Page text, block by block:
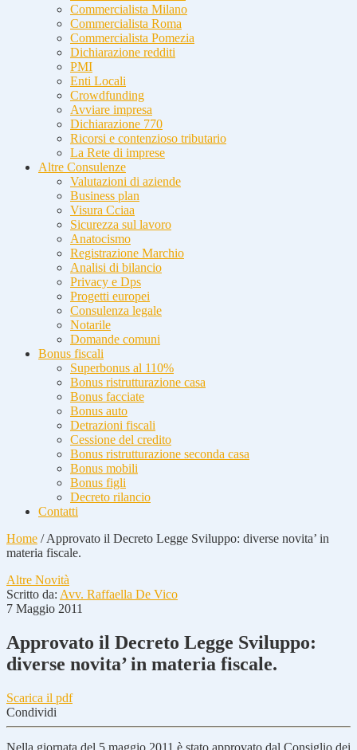
Commercialista Milano
Commercialista Roma
Commercialista Pomezia
Dichiarazione redditi
PMI
Enti Locali
Crowdfunding
Avviare impresa
Dichiarazione 770
Ricorsi e contenzioso tributario
La Rete di imprese
Altre Consulenze
Valutazioni di aziende
Business plan
Visura Cciaa
Sicurezza sul lavoro
Anatocismo
Registrazione Marchio
Analisi di bilancio
Privacy e Dps
Progetti europei
Consulenza legale
Notarile
Domande comuni
Bonus fiscali
Superbonus al 110%
Bonus ristrutturazione casa
Bonus facciate
Bonus auto
Detrazioni fiscali
Cessione del credito
Bonus ristrutturazione seconda casa
Bonus mobili
Bonus figli
Decreto rilancio
Contatti
Home /Approvato il Decreto Legge Sviluppo: diverse novita’ in
materia fiscale.
Altre Novità
Scritto da: Avv. Raffaella De Vico
7 Maggio 2011
Approvato il Decreto Legge Sviluppo:
diverse novita’ in materia fiscale.
Scarica il pdf
Condividi
Nella giornata del 5 maggio 2011 è stato approvato dal Consiglio dei